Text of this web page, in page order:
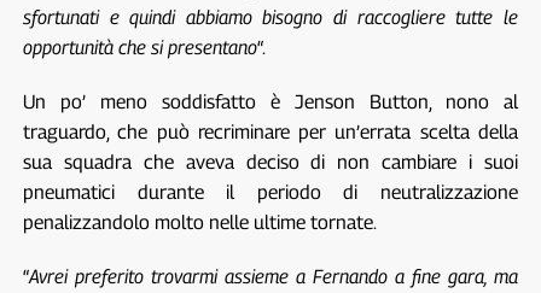
sfortunati e quindi abbiamo bisogno di raccogliere tutte le
opportunità che si presentano“.
Un po’ meno soddisfatto è Jenson Button, nono al
traguardo, che può recriminare per un’errata scelta della
sua squadra che aveva deciso di non cambiare i suoi
pneumatici durante il periodo di neutralizzazione
penalizzandolo molto nelle ultime tornate.
“Avrei preferito trovarmi assieme a Fernando a fine gara, ma